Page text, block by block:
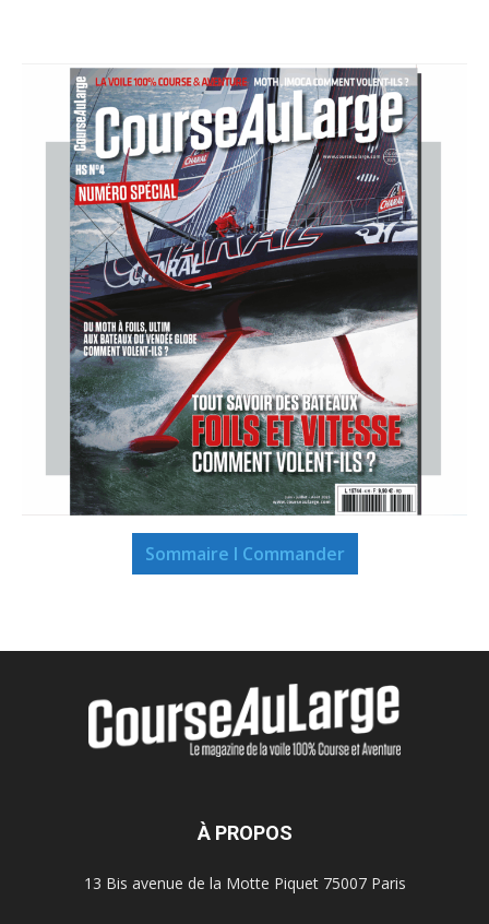
Sommaire I Commander
À PROPOS
13 Bis avenue de la Motte Piquet 75007 Paris